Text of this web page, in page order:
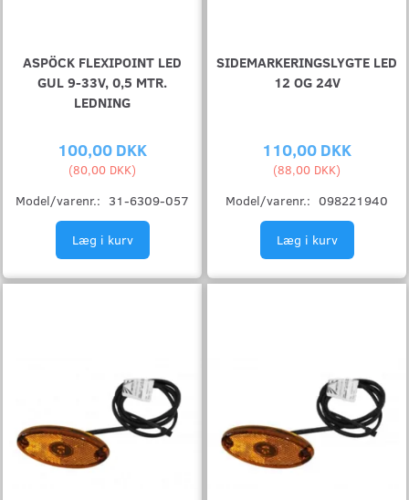
ASPÖCK FLEXIPOINT LED
GUL 9-33V, 0,5 MTR.
LEDNING
100,00 DKK
(80,00 DKK)
Model/varenr.: 31-6309-057
Læg i kurv
SIDEMARKERINGSLYGTE LED
12 OG 24V
110,00 DKK
(88,00 DKK)
Model/varenr.: 098221940
Læg i kurv